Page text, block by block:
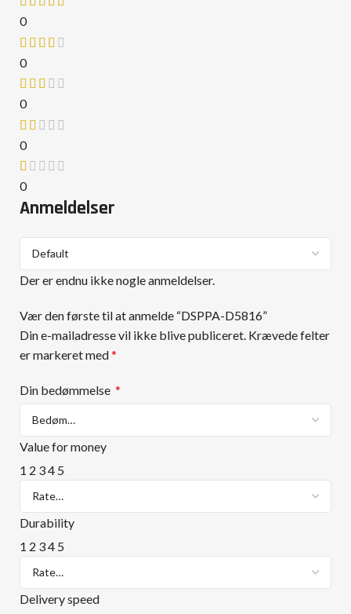
0
0
0
0
0
Anmeldelser
Der er endnu ikke nogle anmeldelser.
Vær den første til at anmelde “DSPPA-D5816”
Din e-mailadresse vil ikke blive publiceret. Krævede felter
er markeret med*
Din bedømmelse *
Value for money
1 2 34 5
Durability
1 2 34 5
Delivery speed